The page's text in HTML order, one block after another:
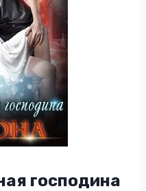
господина